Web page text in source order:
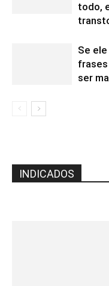
todo,
Se
ser
INDICADOS